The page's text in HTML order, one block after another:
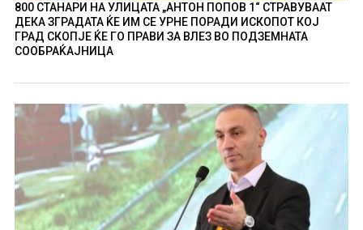
800 СТАНАРИ НА УЛИЦАТА „АНТОН ПОПОВ 1“ СТРАВУВААТ
ДЕКА ЗГРАДАТА ЌЕ ИМ СЕ УРНЕ ПОРАДИ ИСКОПОТ КОЈ
ГРАД СКОПЈЕ ЌЕ ГО ПРАВИ ЗА ВЛЕЗ ВО ПОДЗЕМНАТА
СООБРАЌАЈНИЦА